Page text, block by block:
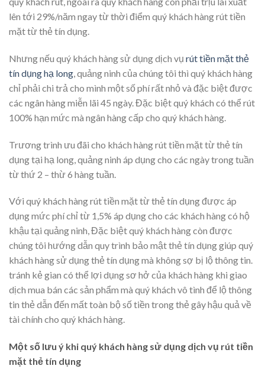
lên tới 29%/năm ngay từ thời điểm quý khách hàng rút tiền
mặt từ thẻ tín dụng.
Nhưng nếu quý khách hàng sử dụng dịch vụ rút tiền mặt thẻ
tín dụng hạ long , quảng ninh của chúng tôi thì quý khách hàng
chỉ phải chi trả cho mình một số phí rất nhỏ và đặc biệt được
các ngân hàng miễn lãi 45 ngày. Đặc biệt quý khách có thể rút
100% hạn mức mà ngân hàng cấp cho quý khách hàng.
Trương trình ưu đãi cho khách hàng rút tiền mặt từ thẻ tín
dụng tại hạ long, quảng ninh áp dụng cho các ngày trong tuần
từ thứ 2 – thừ 6 hàng tuần.
Với quý khách hàng rút tiền mặt từ thẻ tín dụng được áp
dụng mức phí chỉ từ 1,5% áp dụng cho các khách hàng có hộ
khậu tại quảng ninh, Đặc biệt quý khách hàng còn được
chúng tôi hướng dẫn quy trình bảo mật thẻ tín dụng giúp quý
khách hàng sử dụng thẻ tín dụng mà không sợ bị lộ thông tin.
tránh kẻ gian có thể lợi dụng sơ hở của khách hàng khi giao
dịch mua bán các sản phẩm mà quý khách vô tình để lộ thông
tin thẻ dẫn đến mất toàn bộ số tiền trong thẻ gây hậu quả về
tài chính cho quý khách hàng.
Một số lưu ý khi quý khách hàng sử dụng dịch vụ rút tiền
mặt thẻ tín dụng